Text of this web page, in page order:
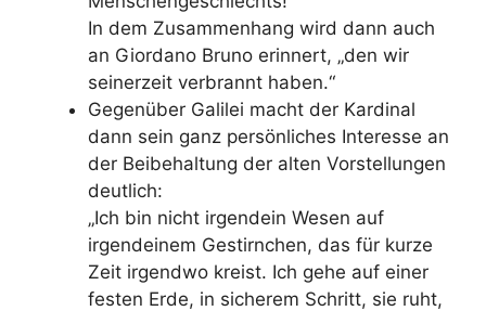
In dem Zusammenhang wird dann auch
an Giordano Bruno erinnert, „den wir
seinerzeit verbrannt haben.“
Gegenüber Galilei macht der Kardinal
dann sein ganz persönliches Interesse an
der Beibehaltung der alten Vorstellungen
deutlich:
„Ich bin nicht irgendein Wesen auf
irgendeinem Gestirnchen, das für kurze
Zeit irgendwo kreist. Ich gehe auf einer
festen Erde, in sicherem Schritt, sie ruht,